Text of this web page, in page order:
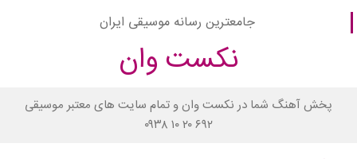
جامعترین رسانه موسیقی ایران
نکست وان
پخش آهنگ شما در نکست وان و تمام سایت های معتبر موسیقی
۰۹۳۸ ۱۰ ۲۰ ۶۹۲